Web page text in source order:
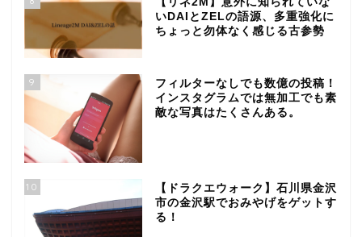
いDAIとZELの語源、多重強化に
ちょっと勿体なく感じる古参勢
9
フィルターなしでも数億の投稿！
インスタグラムでは無加工でも素
敵な写真はたくさんある。
10
【ドラクエウォーク】石川県金沢
市の金沢駅でおみやげをゲットす
る！